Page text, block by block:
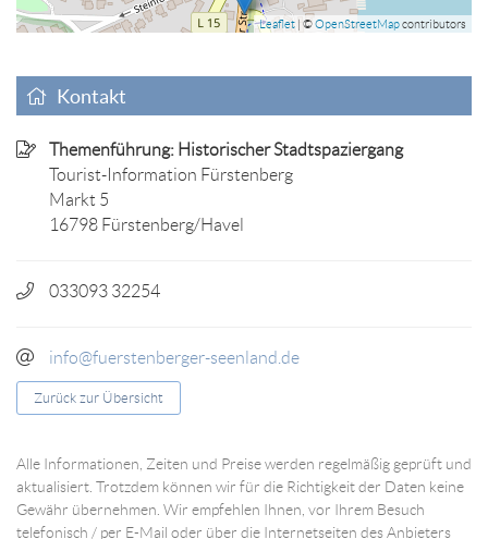
Leaflet | ©OpenStreetMapcontributors
Kontakt
Themenführung: Historischer Stadtspaziergang
Tourist-Information Fürstenberg
Markt 5
16798 Fürstenberg/Havel
033093 32254
info@fuerstenberger-seenland.de
Zurück zur Übersicht
Alle Informationen, Zeiten und Preise werden regelmäßig geprüft und
aktualisiert. Trotzdem können wir für die Richtigkeit der Daten keine
Gewähr übernehmen. Wir empfehlen Ihnen, vor Ihrem Besuch
telefonisch / per E-Mail oder über die Internetseiten des Anbieters